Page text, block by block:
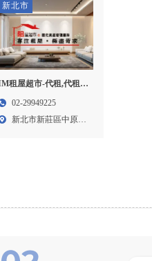
新北市
租屋超市-代租,代租公
司,新莊代租公司,台北代
02-29949225
新北市新莊區中原路